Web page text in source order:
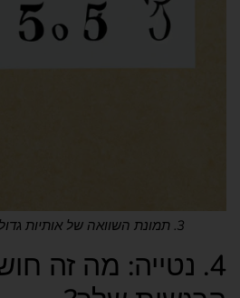
3. תמונת השוואה של אותיות גדולות וקטנות בכתב יד.
4. נטייה: מה זה